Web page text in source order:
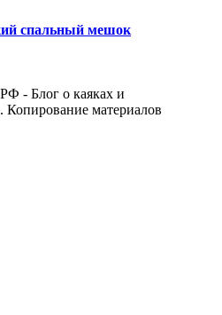
спальный мешок
- Блог о каяках и
Копирование материалов